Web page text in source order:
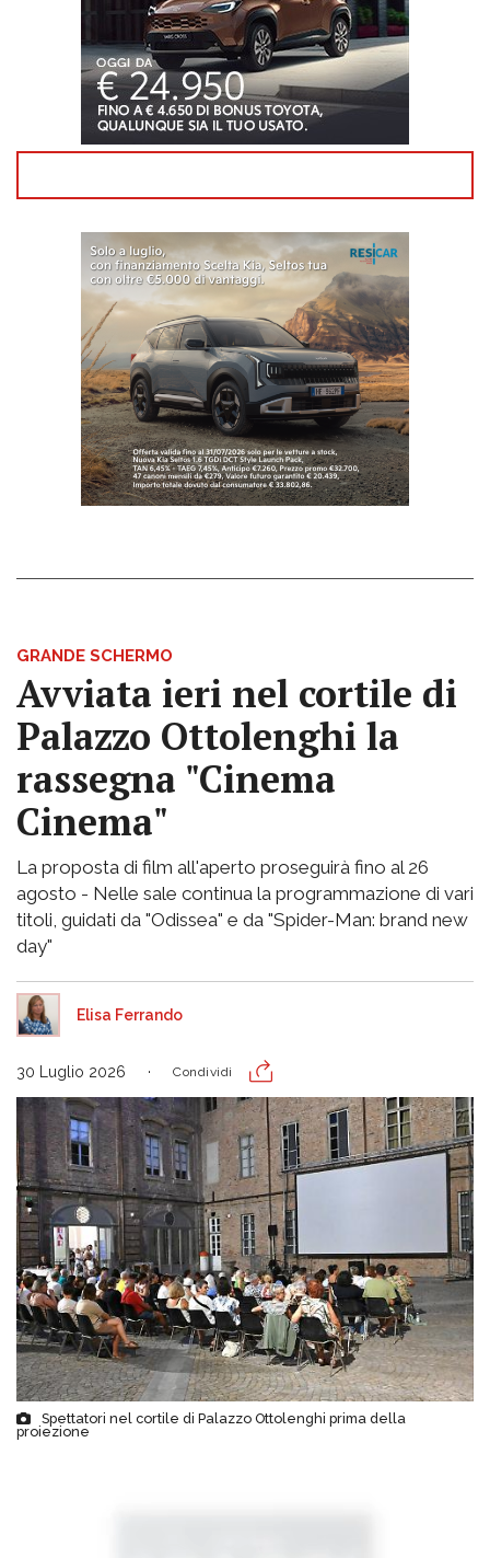
GRANDE SCHERMO
Avviata ieri nel cortile di
Palazzo Ottolenghi la
rassegna "Cinema
Cinema"
La proposta di film all'aperto proseguirà fino al 26
agosto - Nelle sale continua la programmazione di vari
titoli, guidati da "Odissea" e da "Spider-Man: brand new
day"
Elisa Ferrando
30 Luglio 2026 Condividi
Spettatori nel cortile di Palazzo Ottolenghi prima della
proiezione